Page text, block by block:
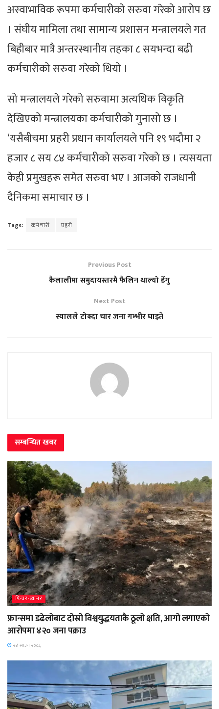
अस्वाभाविक रूपमा कर्मचारीको सरुवा गरेको आरोप छ
। संघीय मामिला तथा सामान्य प्रशासन मन्त्रालयले गत
बिहीबार मात्रै अन्तरस्थानीय तहका ८ सयभन्दा बढी
कर्मचारीको सरुवा गरेको थियो ।
सो मन्त्रालयले गरेको सरुवामा अत्यधिक विकृति
देखिएको मन्त्रालयका कर्मचारीको गुनासो छ ।
‘यसैबीचमा प्रहरी प्रधान कार्यालयले पनि १९ भदौमा २
हजार ८ सय ८४ कर्मचारीको सरुवा गरेको छ । त्यसयता
केही प्रमुखहरू समेत सरुवा भए । आजको राजधानी
दैनिकमा समाचार छ ।
Tags: कर्मचारी प्रहरी
Previous Post
कैलालीमा समुदायस्तरमै फैलिन थाल्यो डेंगु
Next Post
स्यालले टोक्दा चार जना गम्भीर घाइते
सम्बन्धितखबर
फिचर-ब्यानर
फ्रान्समा डढेलोबाट दोस्रो विश्वयुद्धयताकै ठूलो क्षति, आगो लगाएको
आरोपमा ४२० जना पक्राउ
२४ साउन २०८३,